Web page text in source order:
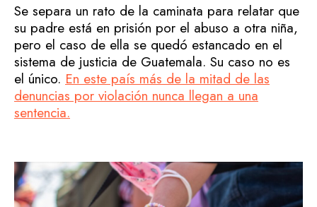
Se separa un rato de la caminata para relatar que
su padre está en prisión por el abuso a otra niña,
pero el caso de ella se quedó estancado en el
sistema de justicia de Guatemala. Su caso no es
el único. En este país más de la mitad de las
denuncias por violación nunca llegan a una
sentencia.